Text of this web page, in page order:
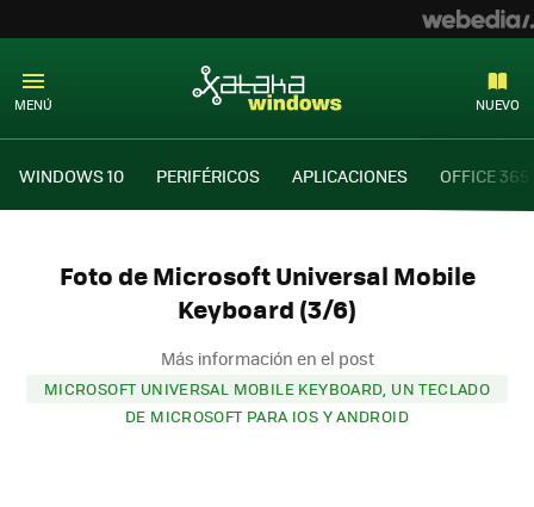
MENÚ NUEVO
WINDOWS 10 PERIFÉRICOS APLICACIONES OFFICE 365
Foto de Microsoft Universal Mobile
Keyboard (3/6)
Más información en el post
MICROSOFT UNIVERSAL MOBILE KEYBOARD, UN TECLADO
DE MICROSOFT PARA IOS Y ANDROID